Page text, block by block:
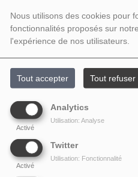
Nous utilisons des cookies pour
fonctionnalités proposés sur
l'expérience de nos utilisateurs.
Tout accepter Tout refuser
Analytics
Activé
Utilisation: Analyse
Twitter
Activé
Utilisation: Fonctionnalité